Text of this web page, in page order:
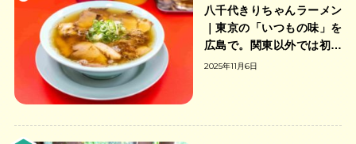
八千代きりちゃんラーメン
｜東京の「いつもの味」を
広島で。関東以外では初の
「ちゃんのれん組合」加盟
2025年11月6日